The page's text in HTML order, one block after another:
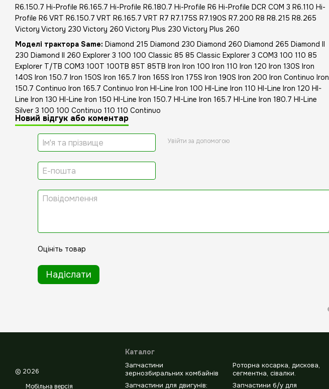
R6.150.7 Hi-Profile R6.165.7 Hi-Profile R6.180.7 Hi-Profile R6 Hi-Profile DCR COM 3 R6.110 Hi-
Profile R6 VRT R6.150.7 VRT R6.165.7 VRT R7 R7.175S R7.190S R7.200 R8 R8.215 R8.265
Victory Victory 230 Victory 260 Victory Plus 230 Victory Plus 260
Моделі трактора Same: Diamond 215 Diamond 230 Diamond 260 Diamond 265 Diamond II
230 Diamond II 260 Explorer 3 100 100 Classic 85 85 Classic Explorer 3 COM3 100 110 85
Explorer T/TB COM3 100T 100TB 85T 85TB Iron Iron 100 Iron 110 Iron 120 Iron 130S Iron
140S Iron 150.7 Iron 150S Iron 165.7 Iron 165S Iron 175S Iron 190S Iron 200 Iron Continuo Iron
150.7 Continuo Iron 165.7 Continuo Iron HI-Line Iron 100 HI-Line Iron 110 HI-Line Iron 120 HI-
Line Iron 130 HI-Line Iron 150 HI-Line Iron 150.7 HI-Line Iron 165.7 HI-Line Iron 180.7 HI-Line
Silver 3 100 100 Continuo 110 110 Continuo
Новий відгук або коментар
Увійти за допомогою
Оцініть товар
Надіслати
© 2026
Мобільна версія
Каталог
Запчастини
зернозбиральних комбайнів
Запчастини для двигунів:
Роторна косарка, дискова,
сегментна, сівалки.
Запчастини б/у для